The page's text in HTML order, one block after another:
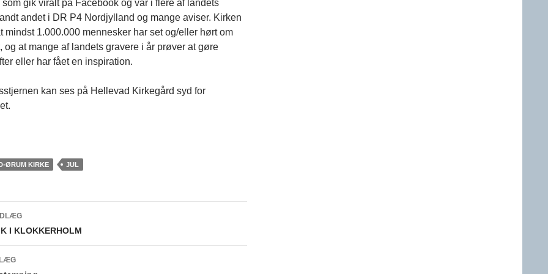
gik viralt på Facebook og var i flere af landets
andet i DR P4 Nordjylland og mange aviser. Kirken
mindst 1.000.000 mennesker har set og/eller hørt om
og at mange af landets gravere i år prøver at gøre
eller har fået en inspiration.
kan ses på Hellevad Kirkegård syd for
ØRUM KIRKE JUL
I KLOKKERHOLM